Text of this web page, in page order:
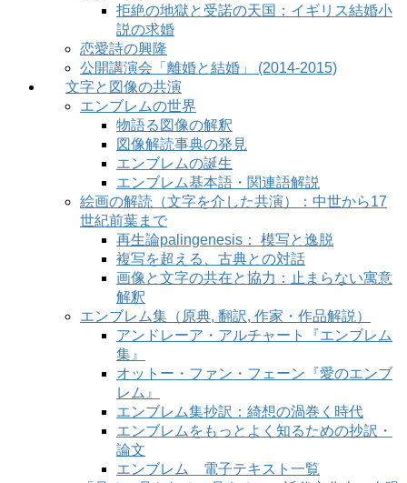
拒絶の地獄と受諾の天国：イギリス結婚小
説の求婚
恋愛詩の興隆
公開講演会「離婚と結婚」 (2014-2015)
文字と図像の共演
エンブレムの世界
物語る図像の解釈
図像解読事典の発見
エンブレムの誕生
エンブレム基本語・関連語解説
絵画の解読（文字を介した共演）：中世から17
世紀前葉まで
再生論palingenesis： 模写と逸脱
複写を超える、古典との対話
画像と文字の共在と協力：止まらない寓意
解釈
エンブレム集（原典, 翻訳, 作家・作品解説）
アンドレーア・アルチャート『エンブレム
集』
オットー・ファン・フェーン『愛のエンブ
レム』
エンブレム集抄訳：綺想の渦巻く時代
エンブレムをもっとよく知るための抄訳・
論文
エンブレム 電子テキスト一覧